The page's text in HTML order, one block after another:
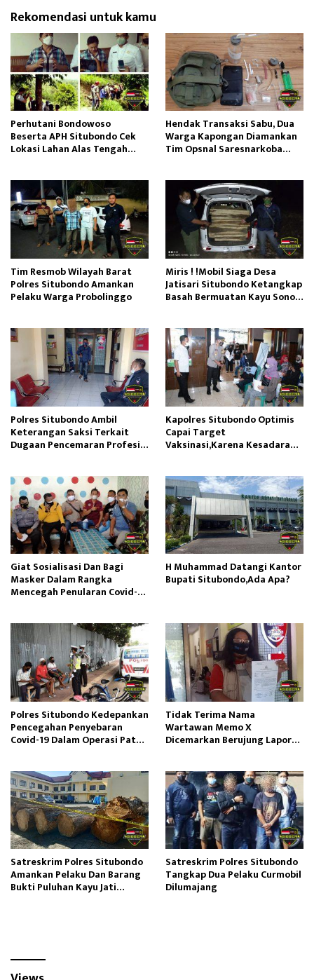
Rekomendasi untuk kamu
Perhutani Bondowoso
Beserta APH Situbondo Cek
Lokasi Lahan Alas Tengah
Hendak Transaksi Sabu, Dua
Warga Kapongan Diamankan
Tim Opsnal Saresnarkoba
Tim Resmob Wilayah Barat
Polres Situbondo Amankan
Pelaku Warga Probolinggo
Miris ! !Mobil Siaga Desa
Jatisari Situbondo Ketangkap
Basah Bermuatan Kayu Sono
Polres Situbondo Ambil
Keterangan Saksi Terkait
Dugaan Pencemaran Profesi
Kapolres Situbondo Optimis
Capai Target
Vaksinasi,Karena Kesadaran
Giat Sosialisasi Dan Bagi
Masker Dalam Rangka
Mencegah Penularan Covid-19
H Muhammad Datangi Kantor
Bupati Situbondo,Ada Apa?
Polres Situbondo Kedepankan
Pencegahan Penyebaran
Covid-19 Dalam Operasi Patuh
Tidak Terima Nama
Wartawan Memo X
Dicemarkan Berujung Lapor
Satreskrim Polres Situbondo
Amankan Pelaku Dan Barang
Bukti Puluhan Kayu Jati
Satreskrim Polres Situbondo
Tangkap Dua Pelaku Curmobil
Dilumajang